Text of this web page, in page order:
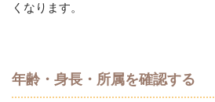
くなります。
年齢・身長・所属を確認する